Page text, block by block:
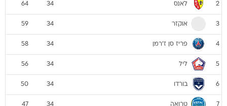
2 לאנס 34
64
3 אוקזר 34
59
4 פריז סן ז'רמן 34
58
5 ליל 34
56
6 בורדו 34
50
7 טרואה 34
47